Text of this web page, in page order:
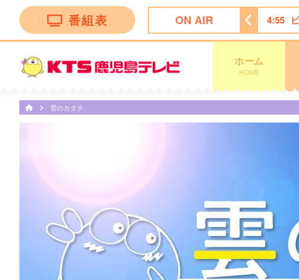
番組表 ON AIR
3:55 テレビショッピング テレビショッピング 4:55
ホーム
HOME
雲のカタチ